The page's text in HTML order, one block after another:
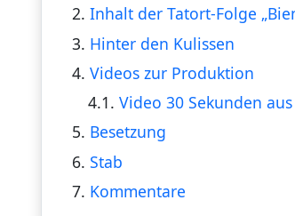
2. Inhalt der Tatort-Folge
3. Hinter den Kulissen
4. Videos zur Produktion
4.1. Video 30 Sekunden
5. Besetzung
6. Stab
7. Kommentare